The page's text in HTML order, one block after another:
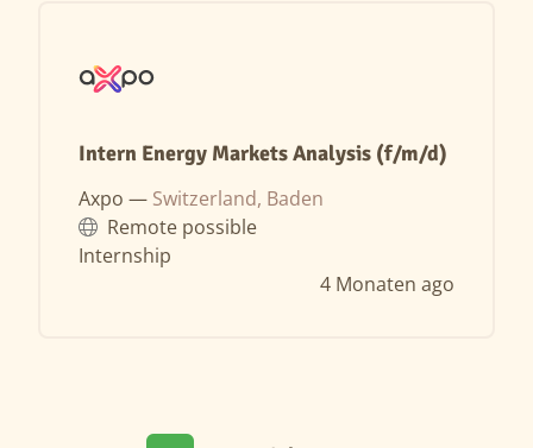
Intern Energy Markets Analysis (f/m/d)
Axpo — Switzerland, Baden
Remote possible
Internship
4 Monaten ago